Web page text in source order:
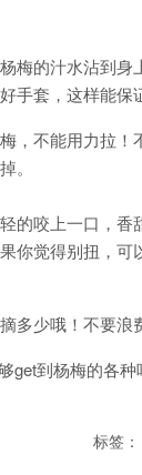
梅的汁水沾到
手套，这样能保
，不能用力拉
。
的咬上一口，
你觉得别扭，
多少哦！不要浪
get到杨梅的各
标签：